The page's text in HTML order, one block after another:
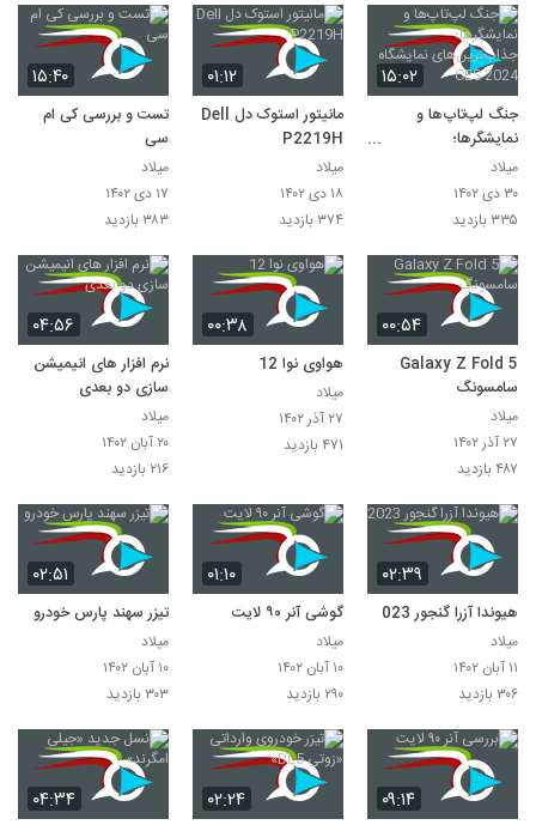
۱۵:۰۲
جنگ لپ‌تاپ‌ها و
نمایشگرها؛
جذاب‌ترین‌های نمایشگاه
CES 2024
میلاد
۳۰ دی ۱۴۰۲
۳۳۵ بازدید
۰۱:۱۲
مانیتور استوک دل Dell
P2219H
میلاد
۱۸ دی ۱۴۰۲
۳۷۴ بازدید
۱۵:۴۰
تست و بررسی کی ام
سی
میلاد
۱۷ دی ۱۴۰۲
۳۸۳ بازدید
۰۰:۵۴
Galaxy Z Fold 5
سامسونگ
میلاد
۲۷ آذر ۱۴۰۲
۴۸۷ بازدید
۰۰:۳۸
هواوی نوا 12
میلاد
۲۷ آذر ۱۴۰۲
۴۷۱ بازدید
۰۴:۵۶
نرم افزار های انیمیشن
سازی دو بعدی
میلاد
۲۰ آبان ۱۴۰۲
۲۱۶ بازدید
۰۲:۳۹
هیوندا آزرا گنجور 2023
میلاد
۱۱ آبان ۱۴۰۲
۳۰۶ بازدید
۰۱:۱۰
گوشی آنر ۹۰ لایت
میلاد
۱۰ آبان ۱۴۰۲
۲۹۰ بازدید
۰۲:۵۱
تیزر سهند پارس خودرو
میلاد
۱۰ آبان ۱۴۰۲
۳۰۳ بازدید
۰۹:۱۴ ۰۲:۲۴ ۰۴:۳۴